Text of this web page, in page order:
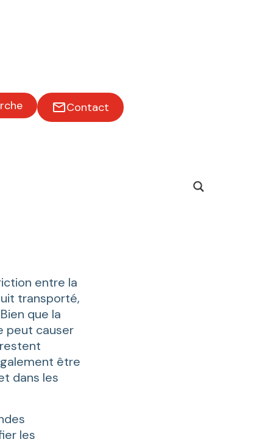
Contact
entre la
transporté,
que la
peut causer
être
dans les
les